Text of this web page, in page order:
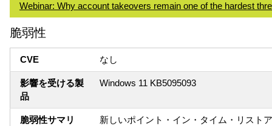
Webinar: Why account takeovers remain one of the hardest
脆弱性
CVE なし
影響を受ける製
品
Windows 11 KB5095093
脆弱性サマリ 新しいポイント・イン・タイム・リスト